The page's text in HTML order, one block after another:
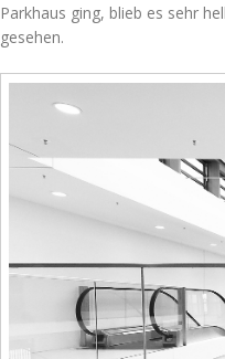
Parkhaus ging, blieb es sehr
gesehen.